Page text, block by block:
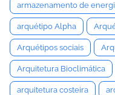
armazenamento de
arquétipo Alpha
Arquétipos sociais
Arquitetura Bioclimática
arquitetura costeira